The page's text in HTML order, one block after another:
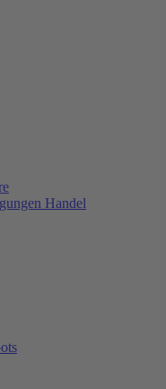
Handel